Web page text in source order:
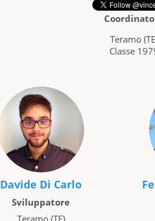
Teramo
Classe
Davide Di Carlo
Sviluppatore
Teramo (TE)